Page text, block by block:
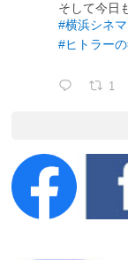
そして今日
#横浜シネ
#ヒトラー
1